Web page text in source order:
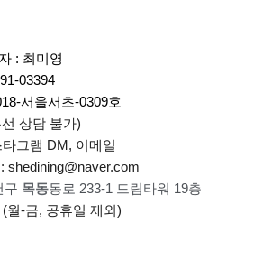
: 최미영
03394
서울서초-0309호
상담 불가)
그램 DM, 이메일
shedining@naver.com
구 목동동로 233-1 드림타워 19층
월-금, 공휴일 제외)